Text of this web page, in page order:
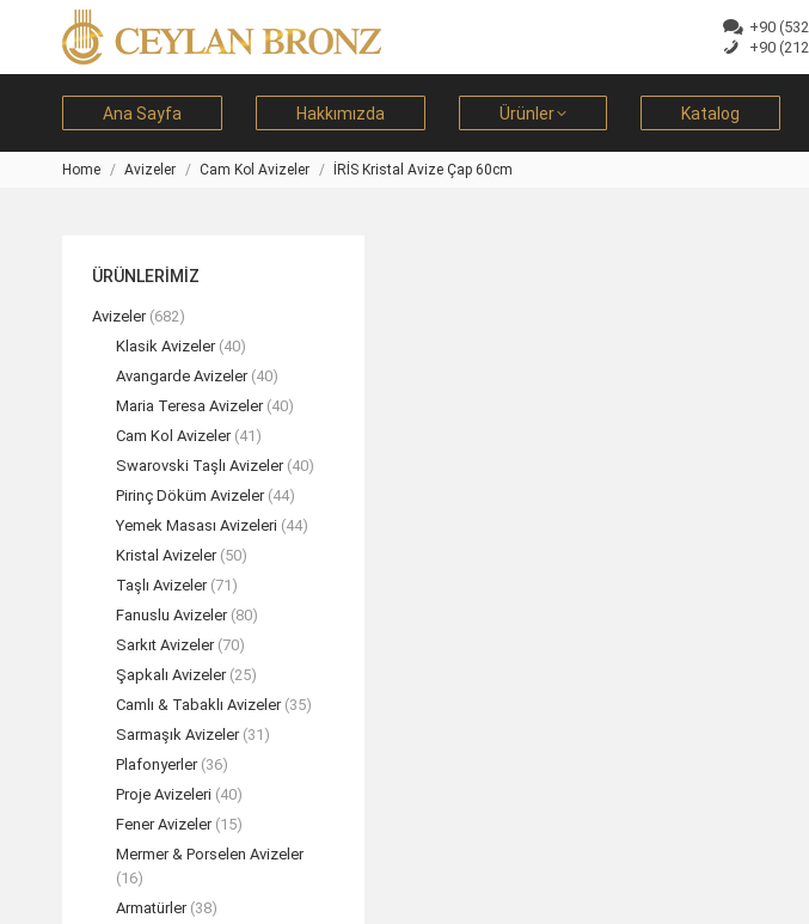
+90
+90
Ana Sayfa Hakkımızda Ürünler Katalog
You are here:
Home Avizeler Cam Kol Avizeler İRİS Kristal Avize Çap 60cm
ÜRÜNLERİMİZ
Avizeler (682)
Klasik Avizeler (40)
Avangarde Avizeler (40)
Maria Teresa Avizeler (40)
Cam Kol Avizeler (41)
Swarovski Taşlı Avizeler (40)
Pirinç Döküm Avizeler (44)
Yemek Masası Avizeleri (44)
Kristal Avizeler (50)
Taşlı Avizeler (71)
Fanuslu Avizeler (80)
Sarkıt Avizeler (70)
Şapkalı Avizeler (25)
Camlı & Tabaklı Avizeler (35)
Sarmaşık Avizeler (31)
Plafonyerler (36)
Proje Avizeleri (40)
Fener Avizeler (15)
Mermer & Porselen Avizeler
(16)
Armatürler (38)